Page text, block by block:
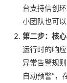
台支持信创
小团队也可
第二步：核
运行时的响
异常告警规
自动预警”，